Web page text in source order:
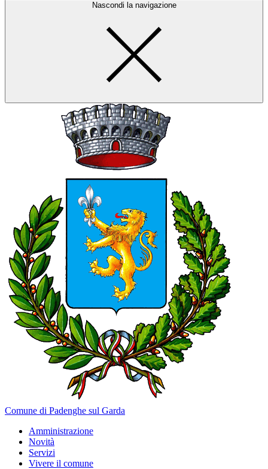
Nascondi la navigazione
Comune di Padenghe sul Garda
Amministrazione
Novità
Servizi
Vivere il comune